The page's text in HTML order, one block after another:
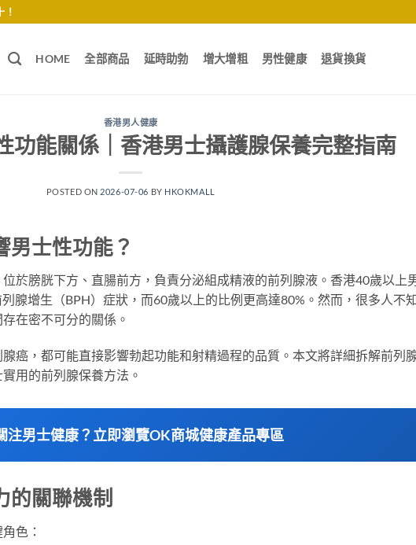
！
HOME 全部商品 延時助勃 增大增粗 男性健康 退貨換貨
香港男人健康
功能關係｜香港男士攝護腺保養完整指南
POSTED ON 2026-07-06 BY HKOKMALL
男士性功能？
於膀胱下方、直腸前方，負責分泌組成精液的前列腺液。香港40歲以上
腺增生（BPH）症狀，而60歲以上的比例更高達80%。然而，很多人不
在密不可分的關係。
癌，都可能直接影響勃起功能和射精過程的品質。本文將詳細拆解前列
用的前列腺保養方法。
注男士健康？立即瀏覽OK商城健康產品專區
的關聯機制
色：